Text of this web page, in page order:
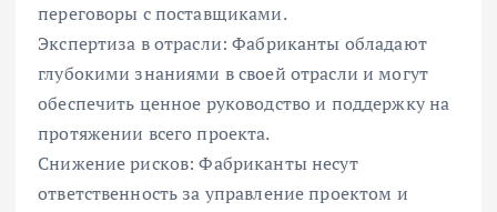
переговоры с поставщиками.
Экспертиза в отрасли: Фабриканты обладают
глубокими знаниями в своей отрасли и могут
обеспечить ценное руководство и поддержку на
протяжении всего проекта.
Снижение рисков: Фабриканты несут
ответственность за управление проектом и